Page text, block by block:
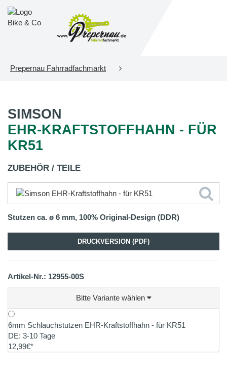
Prepernau Fahrradfachmarkt
SIMSON
EHR-KRAFTSTOFFHAHN - FÜR
KR51
ZUBEHÖR / TEILE
Stutzen ca. ø 6 mm, 100% Original-Design (DDR)
DRUCKVERSION (PDF)
Artikel-Nr.: 12955-00S
Bitte Variante wählen
6mm Schlauchstutzen EHR-Kraftstoffhahn - für KR51
DE: 3-10 Tage
12,99€*